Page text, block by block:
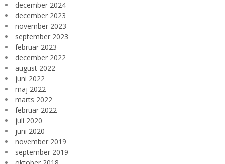
december 2024
december 2023
november 2023
september 2023
februar 2023
december 2022
august 2022
juni 2022
maj 2022
marts 2022
februar 2022
juli 2020
juni 2020
november 2019
september 2019